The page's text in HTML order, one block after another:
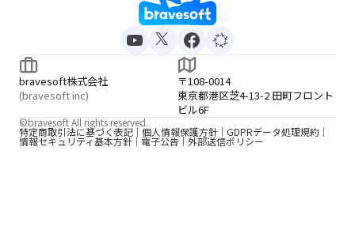
bravesoft株式会社
(bravesoft inc)
〒108-0014
東京都港区芝4-13-2 田町フロント
ビル6F
特定商取引法に基づく表記 個人情報保護方針 GDPRデータ処理規約
情報セキュリティ基本方針 電子公告 外部送信ポリシー
©bravesoft All rights reserved.